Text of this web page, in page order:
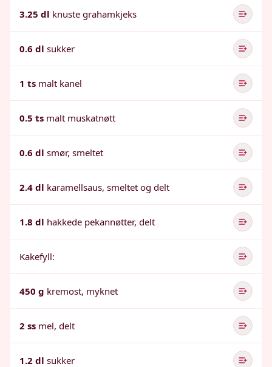
3.25 dl knuste grahamkjeks
0.6 dl sukker
1 ts malt kanel
0.5 ts malt muskatnøtt
0.6 dl smør, smeltet
2.4 dl karamellsaus, smeltet og delt
1.8 dl hakkede pekannøtter, delt
Kakefyll:
450 g kremost, myknet
2 ss mel, delt
1.2 dl sukker